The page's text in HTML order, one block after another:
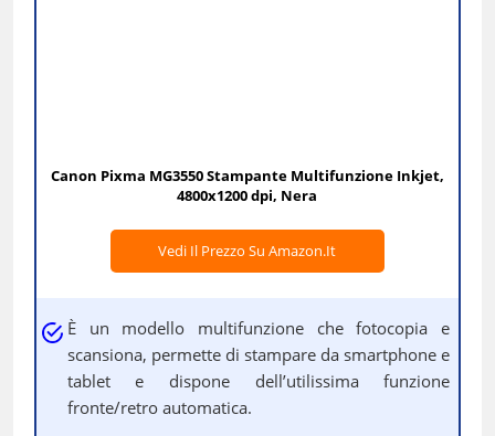
Canon Pixma MG3550 Stampante Multifunzione Inkjet,
4800x1200 dpi, Nera
Vedi Il Prezzo Su Amazon.it
È un modello multifunzione che fotocopia e
scansiona, permette di stampare da smartphone e
tablet e dispone dell’utilissima funzione
fronte/retro automatica.